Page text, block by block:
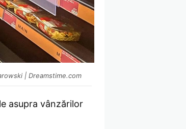
| Dreamstime.com
asupra vânzărilor